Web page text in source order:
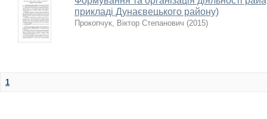
прикладі Дунаєвецького району)
Прокопчук, Віктор Степанович (2015)
1